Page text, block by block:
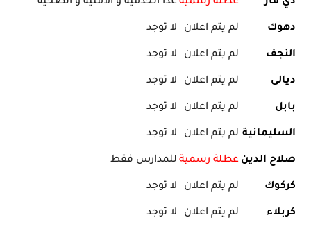
دهوك لم يتم اعلان لا توجد
النجف لم يتم اعلان لا توجد
ديالى لم يتم اعلان لا توجد
بابل لم يتم اعلان لا توجد
السليمانية لم يتم اعلان لا توجد
صلاح الدين عطلة رسمية للمدارس فقط
كركوك لم يتم اعلان لا توجد
كربلاء لم يتم اعلان لا توجد